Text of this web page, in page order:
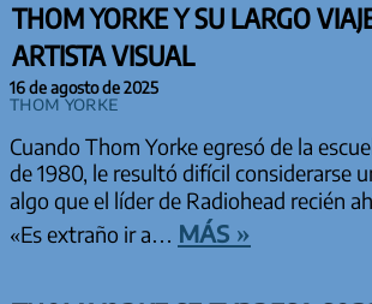
THOM YORKE Y SU LARGO
ARTISTA VISUAL
16 de agosto de 2025
Thom Yorke
Cuando Thom Yorke egresó de la
de 1980, le resultó difícil considerarse
algo que el líder de Radiohead recién
«Es extraño ir a… más »